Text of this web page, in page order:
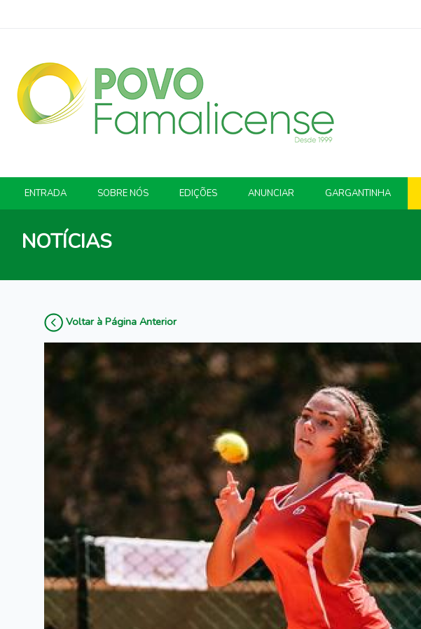
ENTRADA SOBRE NÓS EDIÇÕES ANUNCIAR GARGANTINHA
NOTÍCIAS
Voltar à Página Anterior